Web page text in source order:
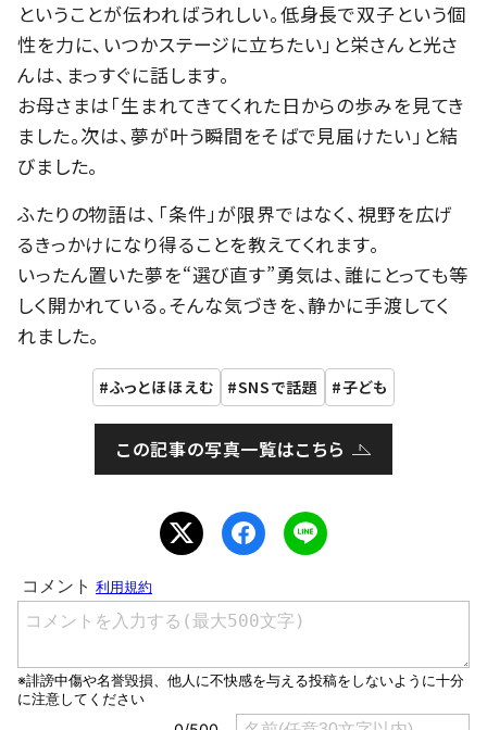
ということが伝わればうれしい。低身長で双子という個
性を力に、いつかステージに立ちたい」と栄さんと光さ
んは、まっすぐに話します。
お母さまは「生まれてきてくれた日からの歩みを見てき
ました。次は、夢が叶う瞬間をそばで見届けたい」と結
びました。
ふたりの物語は、「条件」が限界ではなく、視野を広げ
るきっかけになり得ることを教えてくれます。
いったん置いた夢を“選び直す”勇気は、誰にとっても等
しく開かれている。そんな気づきを、静かに手渡してく
れました。
ふっとほほえむ SNSで話題 子ども
この記事の写真一覧はこちら